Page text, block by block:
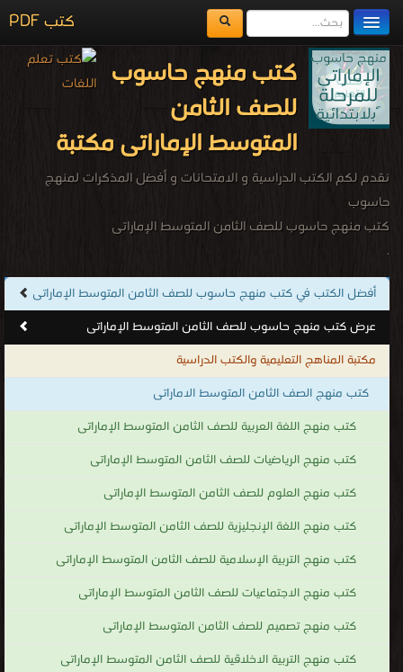
كتب PDF
مكتبة الكتب
المكتبات
يُقرأ حالياً
اضف كتاب
كتب منهج حاسوب
للصف الثامن
المتوسط الإماراتى مكتبة
نقدم لكم الكتب الدراسية و الامتحانات و أفضل المذكرات لمنهج
حاسوب
كتب منهج حاسوب للصف الثامن المتوسط الإماراتى
.
أفضل الكتب في كتب منهج حاسوب للصف الثامن المتوسط الإماراتى
عرض كتب منهج حاسوب للصف الثامن المتوسط الإماراتى
مكتبة المناهج التعليمية والكتب الدراسية
كتب منهج الصف الثامن المتوسط الاماراتى
كتب منهج اللغة العربية للصف الثامن المتوسط الإماراتى
كتب منهج الرياضيات للصف الثامن المتوسط الإماراتى
كتب منهج العلوم للصف الثامن المتوسط الإماراتى
كتب منهج اللغة الإنجليزية للصف الثامن المتوسط الإماراتى
كتب منهج التربية الإسلامية للصف الثامن المتوسط الإماراتى
كتب منهج الاجتماعيات للصف الثامن المتوسط الإماراتى
كتب منهج تصميم للصف الثامن المتوسط الإماراتى
كتب منهج التربية الاخلاقية للصف الثامن المتوسط الإماراتى